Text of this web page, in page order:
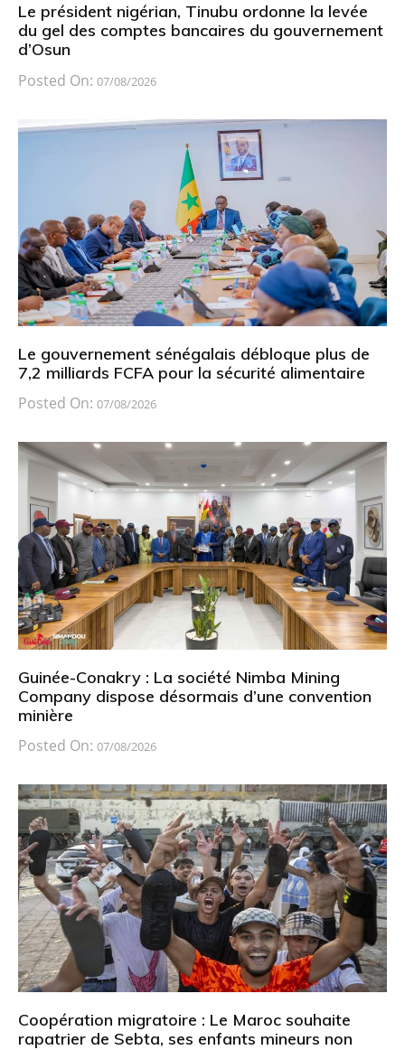
Le président nigérian, Tinubu ordonne la levée
du gel des comptes bancaires du gouvernement
d’Osun
Posted On: 07/08/2026
Le gouvernement sénégalais débloque plus de
7,2 milliards FCFA pour la sécurité alimentaire
Posted On: 07/08/2026
Guinée-Conakry : La société Nimba Mining
Company dispose désormais d’une convention
minière
Posted On: 07/08/2026
Coopération migratoire : Le Maroc souhaite
rapatrier de Sebta, ses enfants mineurs non